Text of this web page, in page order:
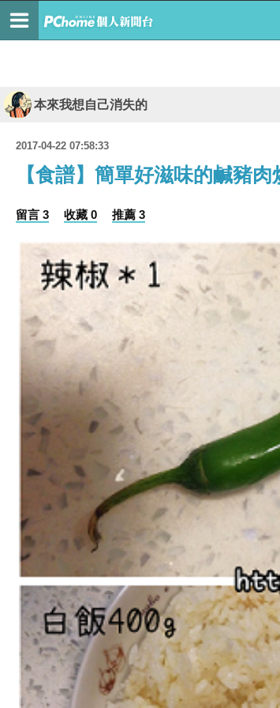
本來我想自己消失的
2017-04-22 07:58:33
【食譜】簡單好滋味的鹹豬
留言 3 收藏 0 推薦 3